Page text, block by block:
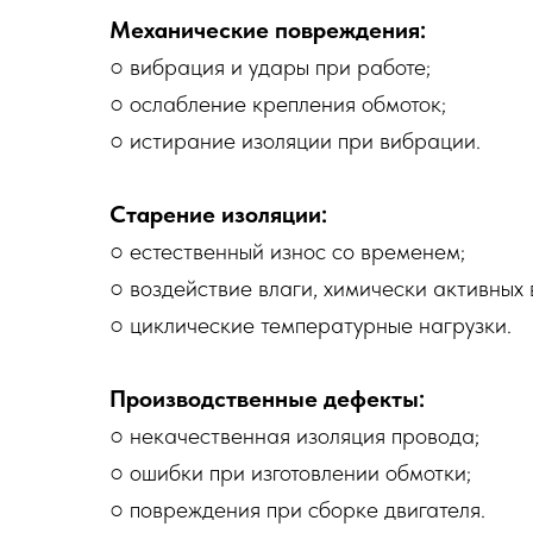
Механические повреждения:
○ вибрация и удары при работе;
○ ослабление крепления обмоток;
○ истирание изоляции при вибрации.
Старение изоляции:
○ естественный износ со временем;
○ воздействие влаги, химически активных
○ циклические температурные нагрузки.
Производственные дефекты:
○ некачественная изоляция провода;
○ ошибки при изготовлении обмотки;
○ повреждения при сборке двигателя.